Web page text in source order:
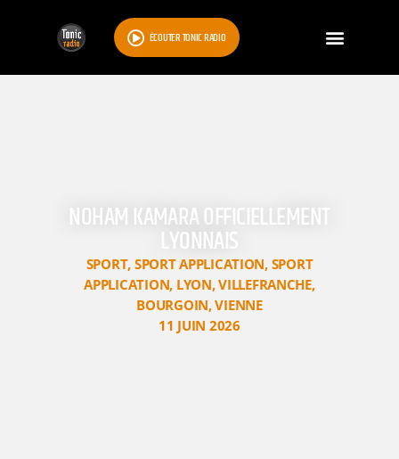
ÉCOUTER TONIC RADIO
NOHAM KAMARA OFFICIELLEMENT
LYONNAIS
SPORT, SPORT APPLICATION, SPORT
APPLICATION, LYON,VILLEFRANCHE,
BOURGOIN,VIENNE
11 JUIN 2026